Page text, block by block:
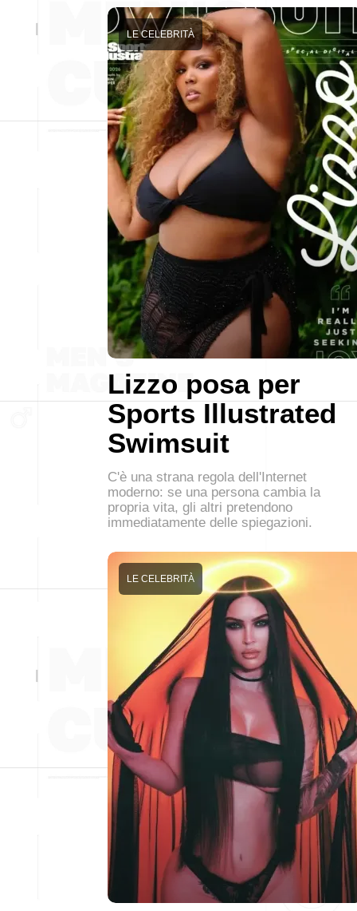
Lizzo posa per
Sports Illustrated
Swimsuit
LE CELEBRITÀ
C'è una strana regola dell'Internet
moderno: se una persona cambia la
propria vita, gli altri pretendono
immediatamente delle spiegazioni.
LE CELEBRITÀ